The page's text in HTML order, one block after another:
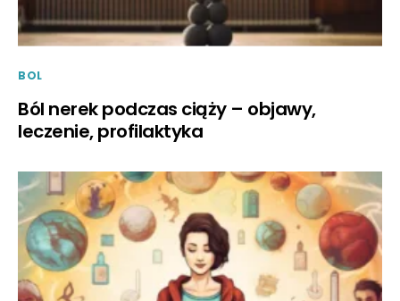
BOL
Ból nerek podczas ciąży – objawy,
leczenie, profilaktyka